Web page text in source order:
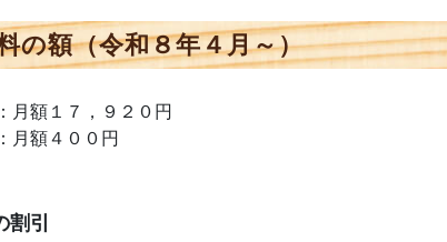
の額（令和８年４月～）
月額１７，９２０円
月額４００円
引